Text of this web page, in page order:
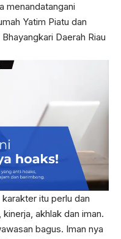
menandatangani
Yatim Piatu dan
Daerah Riau
itu perlu dan
akhlak dan iman.
bagus. Iman nya